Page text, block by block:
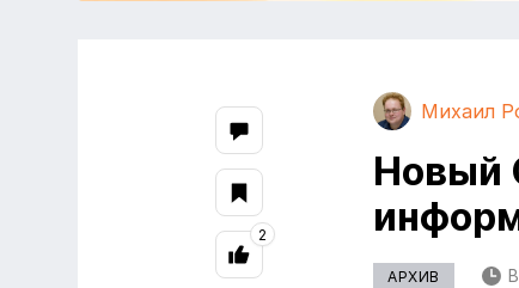
Михаил
Новый
АРХИВ
2